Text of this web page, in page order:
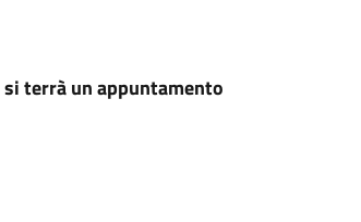
si terrà un appuntamento